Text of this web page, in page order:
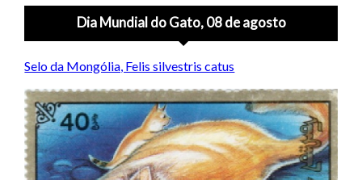
Dia Mundial do Gato, 08 de agosto
Selo da Mongólia, Felis silvestris catus